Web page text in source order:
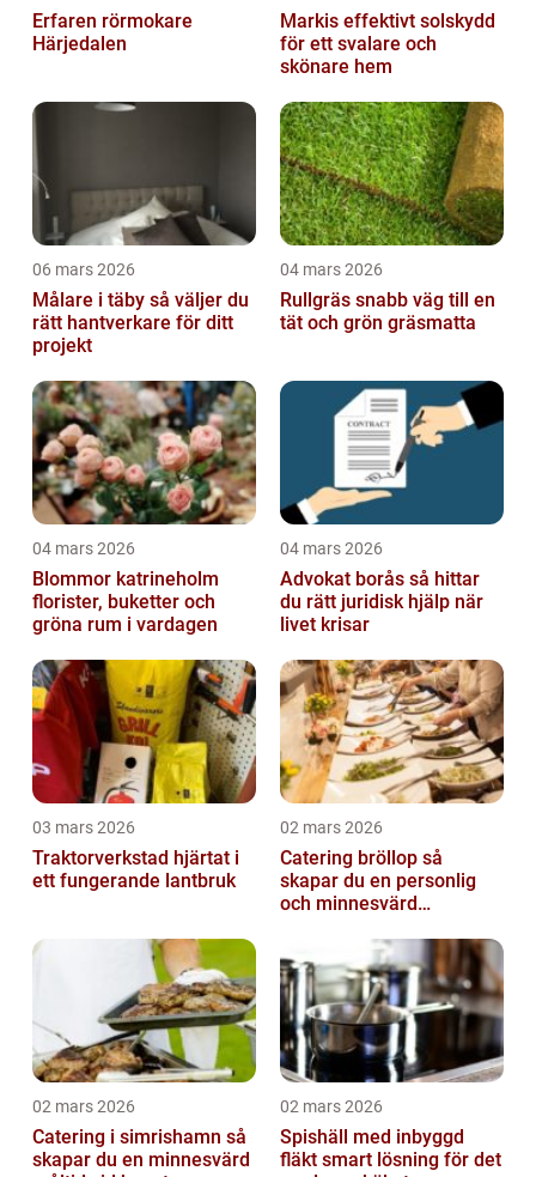
Erfaren rörmokare
Härjedalen
Markis effektivt solskydd
för ett svalare och
skönare hem
06 mars 2026
Målare i täby så väljer du
rätt hantverkare för ditt
projekt
04 mars 2026
Rullgräs snabb väg till en
tät och grön gräsmatta
04 mars 2026
Blommor katrineholm
florister, buketter och
gröna rum i vardagen
04 mars 2026
Advokat borås så hittar
du rätt juridisk hjälp när
livet krisar
03 mars 2026
Traktorverkstad hjärtat i
ett fungerande lantbruk
02 mars 2026
Catering bröllop så
skapar du en personlig
och minnesvärd
02 mars 2026
Catering i simrishamn så
skapar du en minnesvärd
02 mars 2026
Spishäll med inbyggd
fläkt smart lösning för det